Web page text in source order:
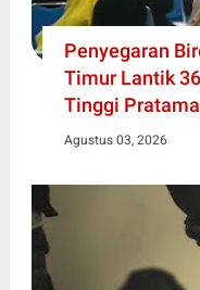
Penyegaran
Timur Lantik
Tinggi
Agustus 03, 2026